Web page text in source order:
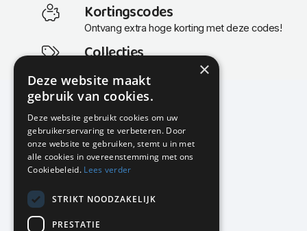
Kortingscodes
Ontvang extra hoge korting met deze codes!
Collecties
Actuele en populaire collecties
KMP Kantoormeubilair
Airport Business Park
Frankfurtstraat 29-31
1175 RH Lijnden
020-617 01 26
info@kmpkantoormeubilair.nl
×
Deze website maakt
gebruik van cookies.
Deze website gebruikt cookies om uw
gebruikerservaring te verbeteren. Door
onze website te gebruiken, stemt u in met
alle cookies in overeenstemming met ons
Cookiebeleid. Lees verder
STRIKT NOODZAKELIJK
PRESTATIE